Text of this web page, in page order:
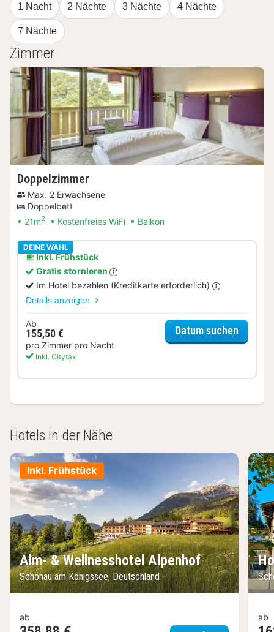
1 Nacht 2 Nächte 3 Nächte 4 Nächte
7 Nächte
Zimmer
Doppelzimmer
Max. 2 Erwachsene
Doppelbett
21m2 Kostenfreies WiFi Balkon
DEINE WAHL
Inkl. Frühstück
Gratis stornieren
Im Hotel bezahlen (Kreditkarte erforderlich)
Details anzeigen
Ab
155,50 €
pro Zimmer pro Nacht
Inkl. Citytax
Datum suchen
Hotels in der Nähe
Inkl. Frühstück
Alm- & Wellnesshotel Alpenhof
Schönau am Königssee, Deutschland
ab ab